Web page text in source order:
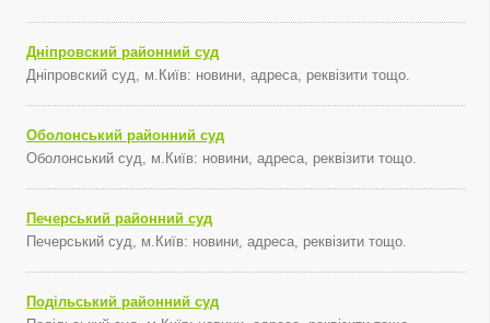
Дніпровский районний суд
Дніпровский суд, м.Київ: новини, адреса, реквізити тощо.
Оболонський районний суд
Оболонський суд, м.Київ: новини, адреса, реквізити тощо.
Печерський районний суд
Печерський суд, м.Київ: новини, адреса, реквізити тощо.
Подільський районний суд